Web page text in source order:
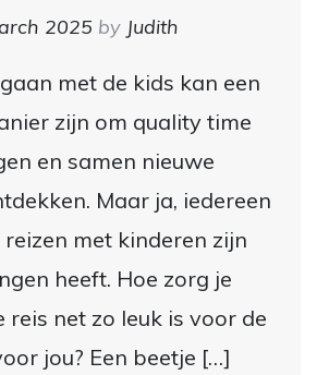
2025 by Judith
met de kids kan een
zijn om quality time
en samen nieuwe
Maar ja, iedereen
met kinderen zijn
heeft. Hoe zorg je
reis net zo leuk is voor de
jou? Een beetje […]